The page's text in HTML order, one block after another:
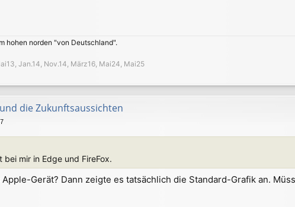
hohen norden "von Deutschland".
Jan.14, Nov.14, März16, Mai24, Mai25
die Zukunftsaussichten
mir in Edge und FireFox.
Gerät? Dann zeigte es tatsächlich die Standard-Grafik an.